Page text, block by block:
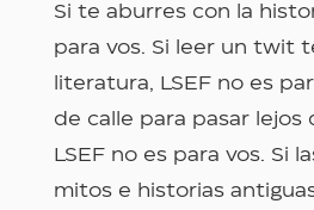
Si te aburres con la
para vos. Si leer un twit
literatura, LSEF no es
de calle para pasar lejos
LSEF no es para vos. Si
mitos e historias